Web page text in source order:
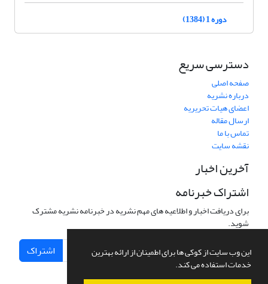
این وب سایت از کوکی ها برای اطمینان از ارائه بهترین
خدمات استفاده می کند.
دوره 1 (1384)
دسترسی سریع
صفحه اصلی
درباره نشریه
اعضای هیات تحریریه
ارسال مقاله
تماس با ما
نقشه سایت
آخرین اخبار
اشتراک خبرنامه
برای دریافت اخبار و اطلاعیه های مهم نشریه در خبرنامه نشریه مشترک
شوید.
اشتراک